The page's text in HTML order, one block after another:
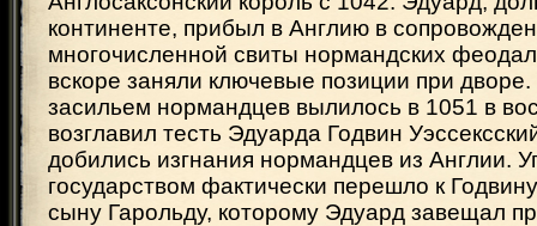
континенте, прибыл в Англию в
многочисленной свиты нормандских
вскоре заняли ключевые позиции при
засильем нормандцев вылилось в 1051 в
возглавил тесть Эдуарда Годвин
добились изгнания нормандцев из Англии.
государством фактически перешло к
сыну Гарольду, которому Эдуард завещал